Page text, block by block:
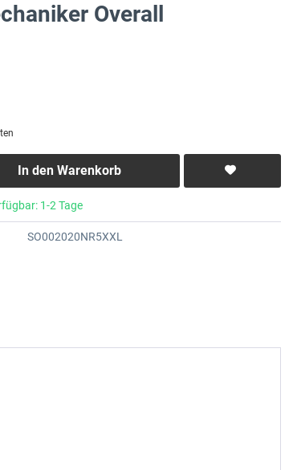
Overall
In den Warenkorb
1-2 Tage
SO002020NR5XXL